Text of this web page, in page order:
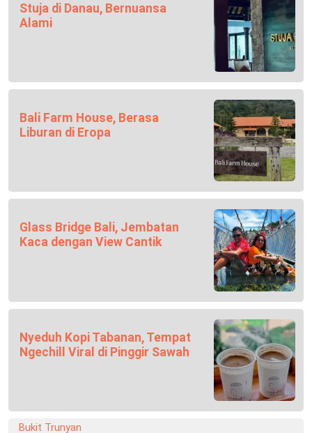
Stuja di Danau, Bernuansa
Alami
Bali Farm House, Berasa
Liburan di Eropa
Glass Bridge Bali, Jembatan
Kaca dengan View Cantik
Nyeduh Kopi Tabanan, Tempat
Ngechill Viral di Pinggir Sawah
Bukit Trunyan